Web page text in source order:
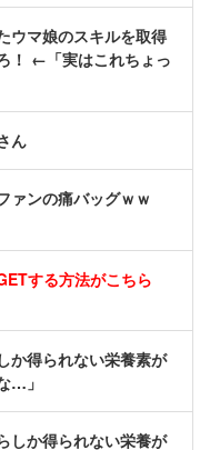
ウマ娘のスキルを取得
！ ←「実はこれちょっ
ん
ァンの痛バッグｗｗ
する方法がこちら
か得られない栄養素が
…」
しか得られない栄養が